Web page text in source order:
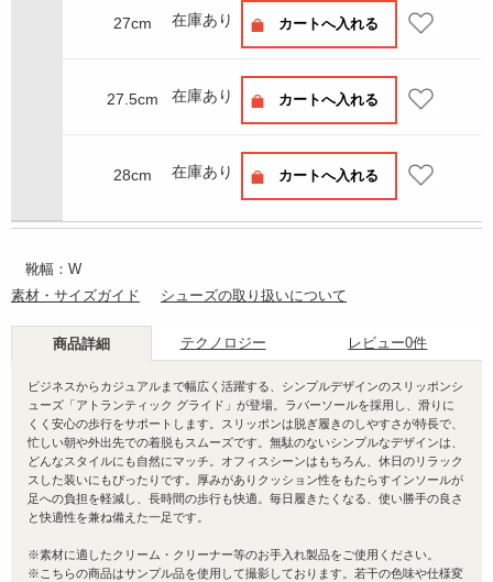
27cm 在庫あり カートへ入れる
27.5cm 在庫あり カートへ入れる
28cm 在庫あり カートへ入れる
靴幅：W
素材・サイズガイド
シューズの取り扱いについて
商品詳細 テクノロジー レビュー0件
ビジネスからカジュアルまで幅広く活躍する、シンプルデザインのスリッポンシ
ューズ「アトランティック グライド」が登場。ラバーソールを採用し、滑りに
くく安心の歩行をサポートします。スリッポンは脱ぎ履きのしやすさが特長で、
忙しい朝や外出先での着脱もスムーズです。無駄のないシンプルなデザインは、
どんなスタイルにも自然にマッチ。オフィスシーンはもちろん、休日のリラック
スした装いにもぴったりです。厚みがありクッション性をもたらすインソールが
足への負担を軽減し、長時間の歩行も快適。毎日履きたくなる、使い勝手の良さ
と快適性を兼ね備えた一足です。
※素材に適したクリーム・クリーナー等のお手入れ製品をご使用ください。
※こちらの商品はサンプル品を使用して撮影しております。若干の色味や仕様変